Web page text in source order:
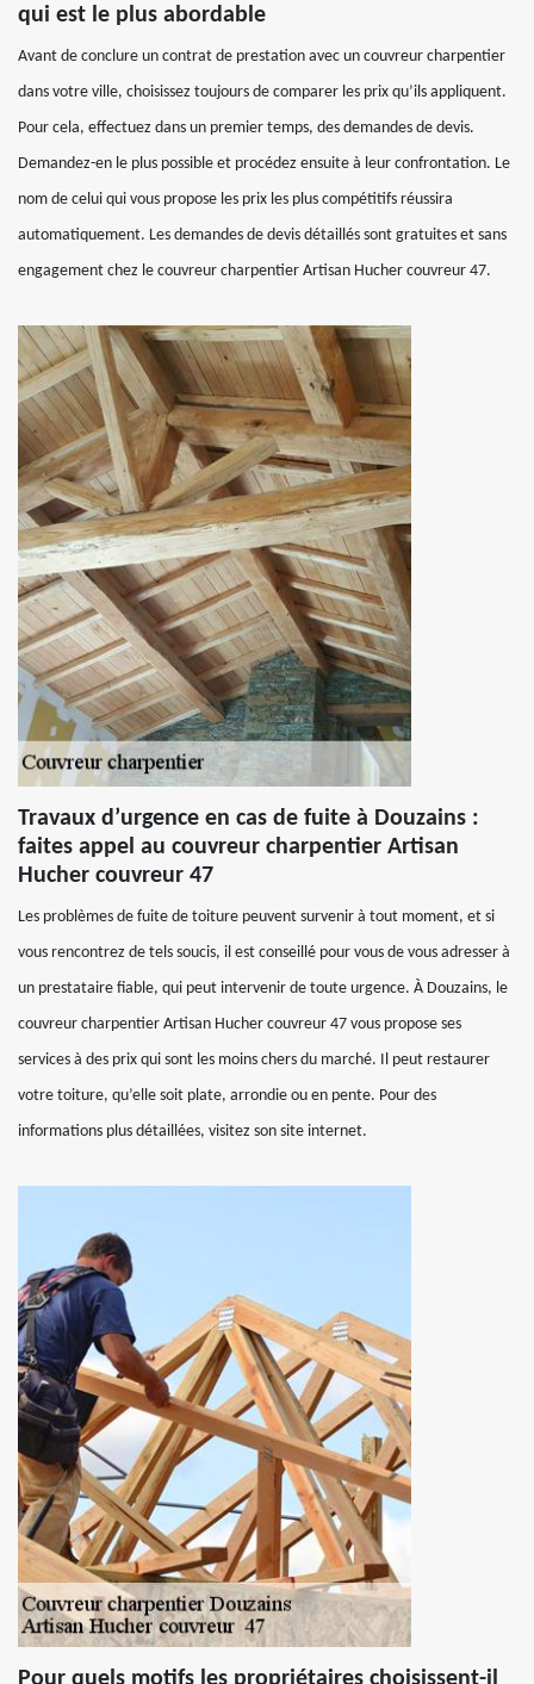
qui est le plus abordable
Avant de conclure un contrat de prestation avec un couvreur charpentier
dans votre ville, choisissez toujours de comparer les prix qu’ils appliquent.
Pour cela, effectuez dans un premier temps, des demandes de devis.
Demandez-en le plus possible et procédez ensuite à leur confrontation. Le
nom de celui qui vous propose les prix les plus compétitifs réussira
automatiquement. Les demandes de devis détaillés sont gratuites et sans
engagement chez le couvreur charpentier Artisan Hucher couvreur 47.
Travaux d’urgence en cas de fuite à Douzains :
faites appel au couvreur charpentier Artisan
Hucher couvreur 47
Les problèmes de fuite de toiture peuvent survenir à tout moment, et si
vous rencontrez de tels soucis, il est conseillé pour vous de vous adresser à
un prestataire fiable, qui peut intervenir de toute urgence. À Douzains, le
couvreur charpentier Artisan Hucher couvreur 47 vous propose ses
services à des prix qui sont les moins chers du marché. Il peut restaurer
votre toiture, qu’elle soit plate, arrondie ou en pente. Pour des
informations plus détaillées, visitez son site internet.
Pour quels motifs les propriétaires choisissent-il